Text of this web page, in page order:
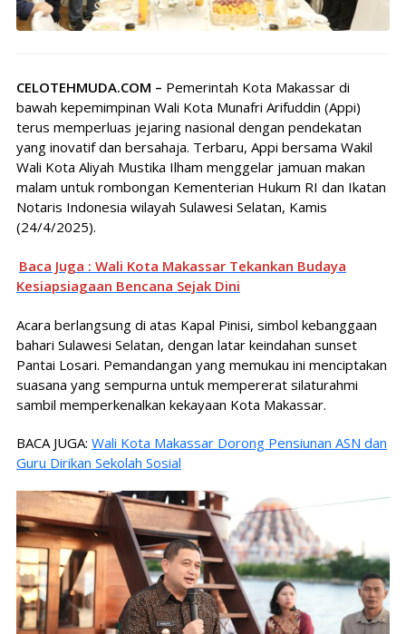
CELOTEHMUDA.COM – Pemerintah Kota Makassar di
bawah kepemimpinan Wali Kota Munafri Arifuddin (Appi)
terus memperluas jejaring nasional dengan pendekatan
yang inovatif dan bersahaja. Terbaru, Appi bersama Wakil
Wali Kota Aliyah Mustika Ilham menggelar jamuan makan
malam untuk rombongan Kementerian Hukum RI dan Ikatan
Notaris Indonesia wilayah Sulawesi Selatan, Kamis
(24/4/2025).
Baca Juga : Wali Kota Makassar Tekankan Budaya
Kesiapsiagaan Bencana Sejak Dini
Acara berlangsung di atas Kapal Pinisi, simbol kebanggaan
bahari Sulawesi Selatan, dengan latar keindahan sunset
Pantai Losari. Pemandangan yang memukau ini menciptakan
suasana yang sempurna untuk mempererat silaturahmi
sambil memperkenalkan kekayaan Kota Makassar.
BACA JUGA: Wali Kota Makassar Dorong Pensiunan ASN dan
Guru Dirikan Sekolah Sosial